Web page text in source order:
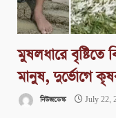
মুষলধারে বৃষ্টিতে
মানুষ, দুর্ভোগে
নিউজডেস্ক July 22,